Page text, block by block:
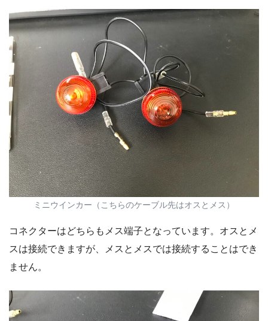
ミニウインカー（こちらのケーブル先はオスとメス）
コネクターはどちらもメス端子となっています。オスとメ
スは接続できますが、メスとメスでは接続することはでき
ません。